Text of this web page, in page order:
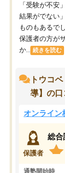
「受験が不安
結果がでない
ものもあるで
保護者の方が
か...
続きを読む
トウコ
導】の口
オンライン
保護者
総合
通塾開始時